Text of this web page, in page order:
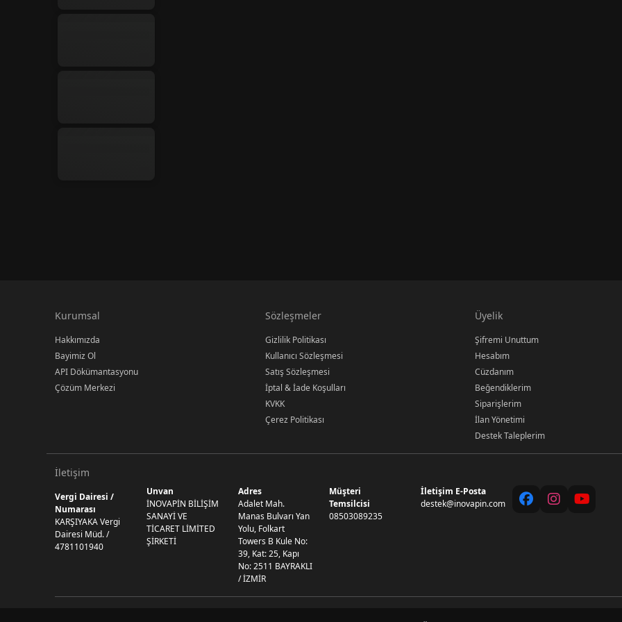
Kurumsal
Hakkımızda
Bayimiz Ol
API Dökümantasyonu
Çözüm Merkezi
Sözleşmeler
Gizlilik Politikası
Kullanıcı Sözleşmesi
Satış Sözleşmesi
İptal & İade Koşulları
KVKK
Çerez Politikası
Üyelik
Şifremi Unuttum
Hesabım
Cüzdanım
Beğendiklerim
Siparişlerim
İlan Yönetimi
Destek Taleplerim
İletişim
Vergi Dairesi /
Numarası
KARŞIYAKA Vergi
Dairesi Müd. /
4781101940
Unvan
İNOVAPİN BİLİŞİM
SANAYİ VE
TİCARET LİMİTED
ŞİRKETİ
Adres
Adalet Mah.
Manas Bulvarı Yan
Yolu, Folkart
Towers B Kule No:
39, Kat: 25, Kapı
No: 2511 BAYRAKLI
/ İZMİR
Müşteri
Temsilcisi
08503089235
İletişim E-Posta
destek@inovapin.com